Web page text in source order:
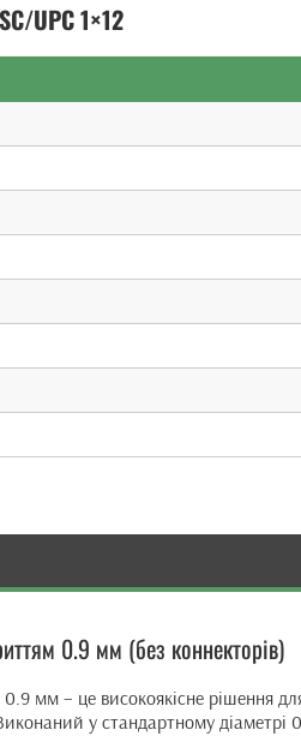
UPC 1×12
0.9 мм (без коннекторів)
мм – це високоякісне рішення
у стандартному діаметрі